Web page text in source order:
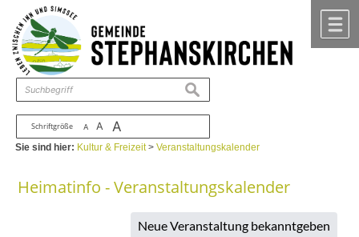
Zum Inhalt ,zur Navigation
Schriftgröße A A A
suchen
Sie sind hier: Kultur & Freizeit>Veranstaltungskalender
Heimatinfo - Veranstaltungskalender